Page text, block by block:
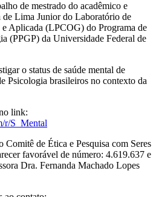
de mestrado do acadêmico e
Lima Junior do Laboratório de
Aplicada (LPCOG) do Programa de
(PPGP) da Universidade Federal de
o status de saúde mental de
Psicologia brasileiros no contexto da
link:
r/S_Mental
Comitê de Ética e Pesquisa com Seres
favorável de número: 4.619.637 e
Dra. Fernanda Machado Lopes